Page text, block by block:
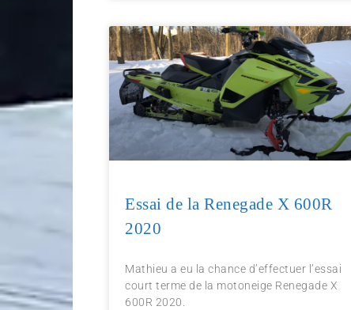
Essai de la Renegade X 600R
2020
Mathieu a eu la chance d’effectuer l’essai
court terme de la motoneige Renegade X
600R 2020.